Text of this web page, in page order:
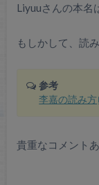
Liyuuさんの本名
もしかして、読
参考
李嘉の読み方
貴重なコメント